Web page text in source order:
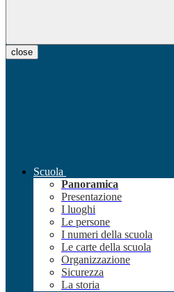
close
Scuola
Panoramica
Presentazione
I luoghi
Le persone
I numeri della scuola
Le carte della scuola
Organizzazione
Sicurezza
La storia